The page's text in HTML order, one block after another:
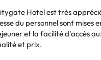
Hotel est très
du personnel sont
et la facilité d'accès
et prix.